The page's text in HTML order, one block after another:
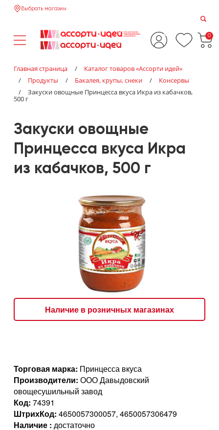
Выбрать магазин
0
Главная страница /
Каталог товаров «‎Ассорти идей»‎
/
Продукты / Бакалея, крупы, снеки /
Консервы
/
Закуски овощные Принцесса вкуса Икра из кабачков,
500 г
Закуски овощные
Принцесса вкуса Икра
из кабачков, 500 г
Наличие в розничных магазинах
Торговая марка: Принцесса вкуса
Производители: ООО Давыдовский
овощесушильный завод
Код: 74391
ШтрихКод: 4650057300057, 4650057306479
Наличие : достаточно